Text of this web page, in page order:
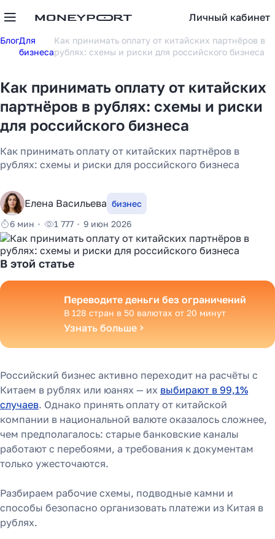
Личный кабинет
БлогДля
бизнеса
Как принимать оплату от китайских партнёров в
рублях: схемы и риски для российского бизнеса
Как принимать оплату от китайских
партнёров в рублях: схемы и риски
для российского бизнеса
Как принимать оплату от китайских партнёров в
рублях: схемы и риски для российского бизнеса
Елена Васильева бизнес
6 мин
1 777 9 июн 2026
В этой статье
Переводите деньги без ограничений
В 128 стран в 50 валютах от 20 минут
Узнать больше
Российский бизнес активно переходит на расчёты с
Китаем в рублях или юанях — их выбирают в 99,1%
случаев. Однако принять оплату от китайской
компании в национальной валюте оказалось сложнее,
чем предполагалось: старые банковские каналы
работают с перебоями, а требования к документам
только ужесточаются.
Разбираем рабочие схемы, подводные камни и
способы безопасно организовать платежи из Китая в
рублях.